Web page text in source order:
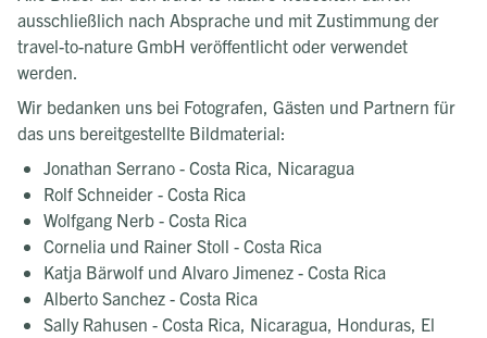
ausschließlich nach Absprache und mit Zustimmung der
travel-to-nature GmbH veröffentlicht oder verwendet
werden.
Wir bedanken uns bei Fotografen, Gästen und Partnern für
das uns bereitgestellte Bildmaterial:
Jonathan Serrano - Costa Rica, Nicaragua
Rolf Schneider - Costa Rica
Wolfgang Nerb - Costa Rica
Cornelia und Rainer Stoll - Costa Rica
Katja Bärwolf und Alvaro Jimenez - Costa Rica
Alberto Sanchez - Costa Rica
Sally Rahusen - Costa Rica, Nicaragua, Honduras, El